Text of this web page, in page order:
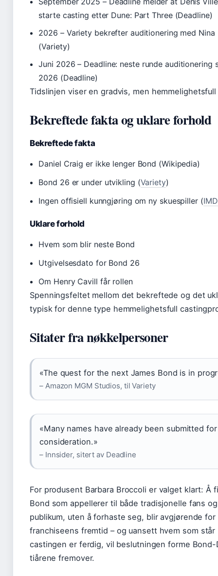
starte casting etter Dune: Part Three (Deadline)
2026 – Variety bekrefter auditionering med Nina
(Variety)
Juni 2026 – Deadline: neste runde auditionering
2026 (Deadline)
Tidslinjen viser en gradvis, men
Bekreftede fakta og uklare forhold
Bekreftede fakta
Daniel Craig er ikke lenger Bond (Wikipedia)
Bond 26 er under utvikling (Variety)
Ingen offisiell kunngjøring om ny skuespiller (
Uklare forhold
Hvem som blir neste Bond
Utgivelsesdato for Bond 26
Om Henry Cavill får rollen
Spenningsfeltet mellom det bekreftede og det
typisk for denne type hemmelighetsfull
Sitater fra nøkkelpersoner
«The quest for the next James Bond is in
– Amazon MGM Studios, til Variety
«Many names have already been submitted for
consideration.»
– Innsider, sitert av Deadline
For produsent Barbara Broccoli er valget klart: Å
Bond som appellerer til både tradisjonelle fans
publikum, uten å forhaste seg, blir avgjørende for
franchiseens fremtid – og uansett hvem som står
castingen er ferdig, vil beslutningen forme Bond-
tiårene fremover.